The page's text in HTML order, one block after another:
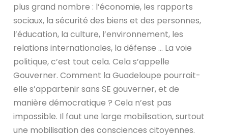
plus grand nombre : l’économie, les rapports
sociaux, la sécurité des biens et des personnes,
l’éducation, la culture, l’environnement, les
relations internationales, la défense … La voie
politique, c’est tout cela. Cela s’appelle
Gouverner. Comment la Guadeloupe pourrait-
elle s’appartenir sans SE gouverner, et de
manière démocratique ? Cela n’est pas
impossible. Il faut une large mobilisation, surtout
une mobilisation des consciences citoyennes.